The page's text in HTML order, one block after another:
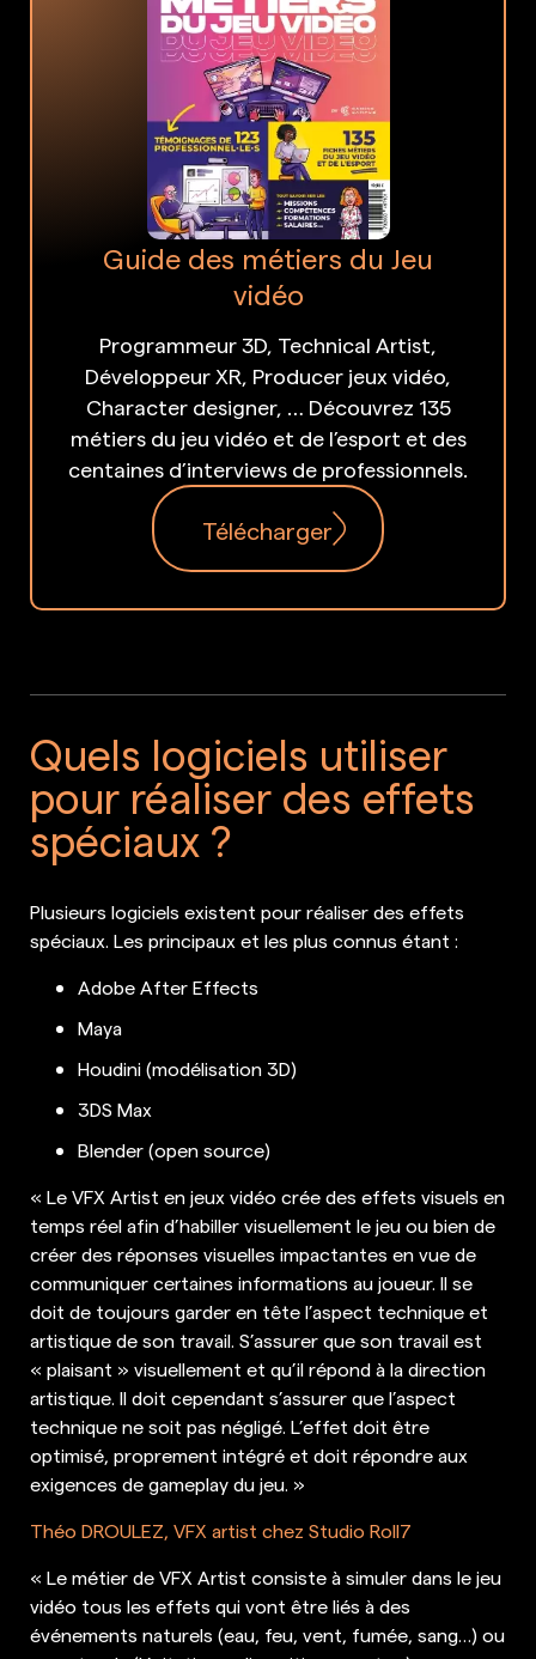
Guide des métiers du Jeu
vidéo
Programmeur 3D, Technical Artist,
Développeur XR, Producer jeux vidéo,
Character designer, … Découvrez 135
métiers du jeu vidéo et de l’esport et des
centaines d’interviews de professionnels.
Télécharger
Quels logiciels utiliser
pour réaliser des effets
spéciaux ?
Plusieurs logiciels existent pour réaliser des effets
spéciaux. Les principaux et les plus connus étant :
Adobe After Effects
Maya
Houdini (modélisation 3D)
3DS Max
Blender (open source)
« Le VFX Artist en jeux vidéo crée des effets visuels en
temps réel afin d’habiller visuellement le jeu ou bien de
créer des réponses visuelles impactantes en vue de
communiquer certaines informations au joueur. Il se
doit de toujours garder en tête l’aspect technique et
artistique de son travail. S’assurer que son travail est
« plaisant » visuellement et qu’il répond à la direction
artistique. Il doit cependant s’assurer que l’aspect
technique ne soit pas négligé. L’effet doit être
optimisé, proprement intégré et doit répondre aux
exigences de gameplay du jeu. »
Théo DROULEZ, VFX artist chez Studio Roll7
« Le métier de VFX Artist consiste à simuler dans le jeu
vidéo tous les effets qui vont être liés à des
événements naturels (eau, feu, vent, fumée, sang…) ou